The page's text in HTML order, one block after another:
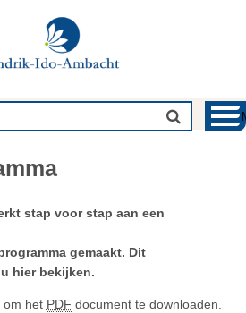
stap voor stap aan een
gemaakt. Dit
hier bekijken.
om het PDF document te downloaden.